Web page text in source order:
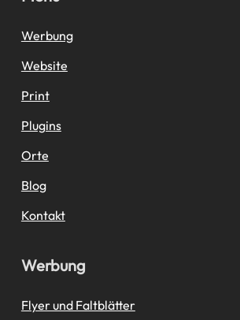
Werbung
Website
Print
Plugins
Orte
Blog
Kontakt
Werbung
Flyer und Faltblätter